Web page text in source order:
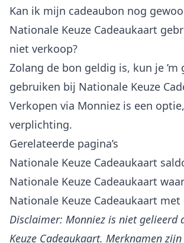
Kan ik mijn cadeaubon nog
Nationale Keuze Cadeaukaart
niet verkoop?
Zolang de bon geldig is, kun je ’m
gebruiken bij Nationale Keuze
Verkopen via Monniez is een
verplichting.
Gerelateerde pagina’s
Nationale Keuze Cadeaukaart
Nationale Keuze Cadeaukaart
Nationale Keuze Cadeaukaart
Disclaimer: Monniez is niet gelieerd
Keuze Cadeaukaart. Merknamen